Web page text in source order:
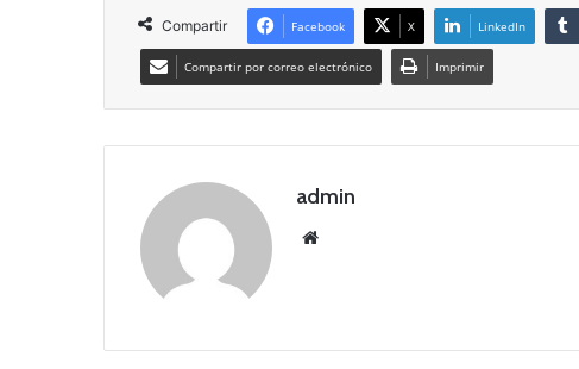
Compartir Facebook X LinkedIn
Compartir por correo electrónico Imprimir
admin